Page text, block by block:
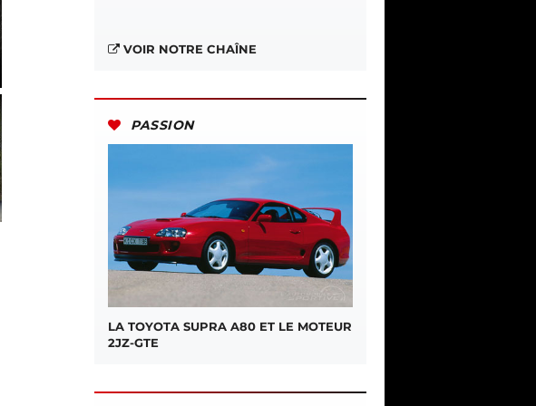
VOIR NOTRE CHAÎNE
PASSION
LA TOYOTA SUPRA A80 ET LE MOTEUR
2JZ-GTE